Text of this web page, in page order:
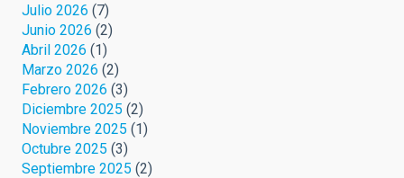
Julio 2026 (7)
Junio 2026 (2)
Abril 2026 (1)
Marzo 2026 (2)
Febrero 2026 (3)
Diciembre 2025 (2)
Noviembre 2025 (1)
Octubre 2025 (3)
Septiembre 2025 (2)